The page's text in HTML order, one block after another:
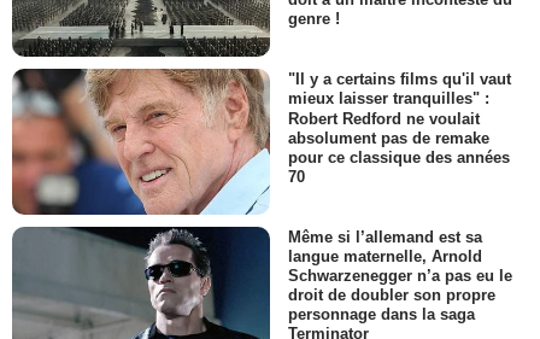
genre !
"Il y a certains films qu'il vaut
mieux laisser tranquilles" :
Robert Redford ne voulait
absolument pas de remake
pour ce classique des années
70
Même si l’allemand est sa
langue maternelle, Arnold
Schwarzenegger n’a pas eu le
droit de doubler son propre
personnage dans la saga
Terminator